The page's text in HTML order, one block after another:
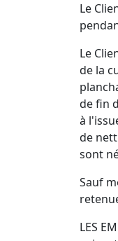
Le
Le
de la
de fin
à
de
sont
Sauf
LES